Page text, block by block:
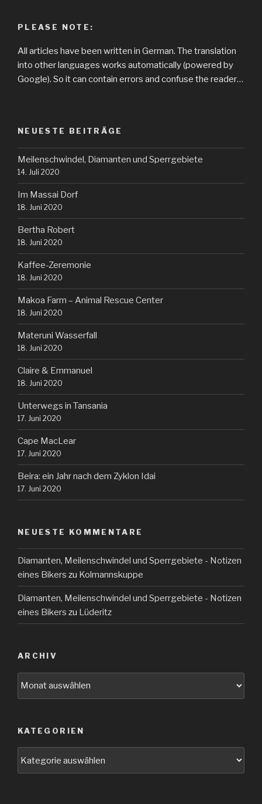
PLEASE NOTE:
All articles have been written in German. The translation
into other languages works automatically (powered by
Google). So it can contain errors and confuse the reader…
NEUESTE BEITRÄGE
Meilenschwindel, Diamanten und Sperrgebiete
14. Juli 2020
Im Massai Dorf
18. Juni 2020
Bertha Robert
18. Juni 2020
Kaffee-Zeremonie
18. Juni 2020
Makoa Farm – Animal Rescue Center
18. Juni 2020
Materuni Wasserfall
18. Juni 2020
Claire & Emmanuel
18. Juni 2020
Unterwegs in Tansania
17. Juni 2020
Cape MacLear
17. Juni 2020
Beira: ein Jahr nach dem Zyklon Idai
17. Juni 2020
NEUESTE KOMMENTARE
Diamanten, Meilenschwindel und Sperrgebiete - Notizen
eines Bikers zu Kolmannskuppe
Diamanten, Meilenschwindel und Sperrgebiete - Notizen
eines Bikers zu Lüderitz
ARCHIV
KATEGORIEN